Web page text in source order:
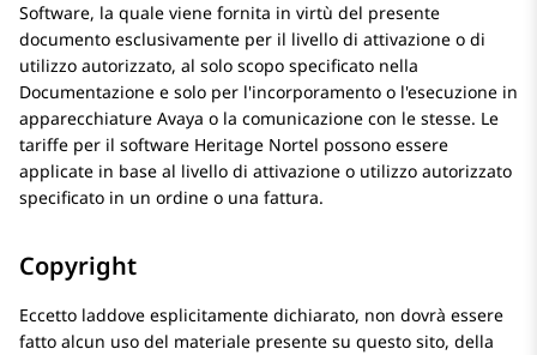
Software, la quale viene fornita in virtù del presente
documento esclusivamente per il livello di attivazione o di
utilizzo autorizzato, al solo scopo specificato nella
Documentazione e solo per l'incorporamento o l'esecuzione in
apparecchiature Avaya o la comunicazione con le stesse. Le
tariffe per il software Heritage Nortel possono essere
applicate in base al livello di attivazione o utilizzo autorizzato
specificato in un ordine o una fattura.
Copyright
Eccetto laddove esplicitamente dichiarato, non dovrà essere
fatto alcun uso del materiale presente su questo sito, della